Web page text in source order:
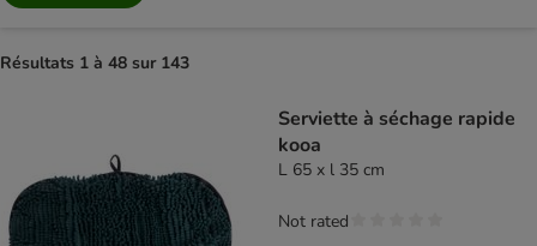
Résultats 1 à 48 sur 143
Serviette à séchage rapide
kooa
L 65 x l 35 cm
Not rated